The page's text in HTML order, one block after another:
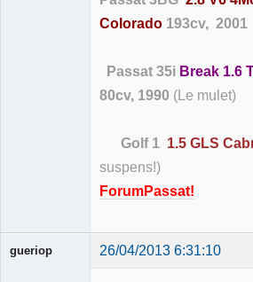
Colorado 193cv, 2001
Passat 35i Break 1.6
80cv, 1990 (Le
Golf 1 1.5 GLS
ForumPassat!
gueriop 26/04/2013 6:31:10